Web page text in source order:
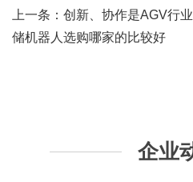
上一条： 创新、协作是AGV行
储机器人选购哪家的比较好
企业